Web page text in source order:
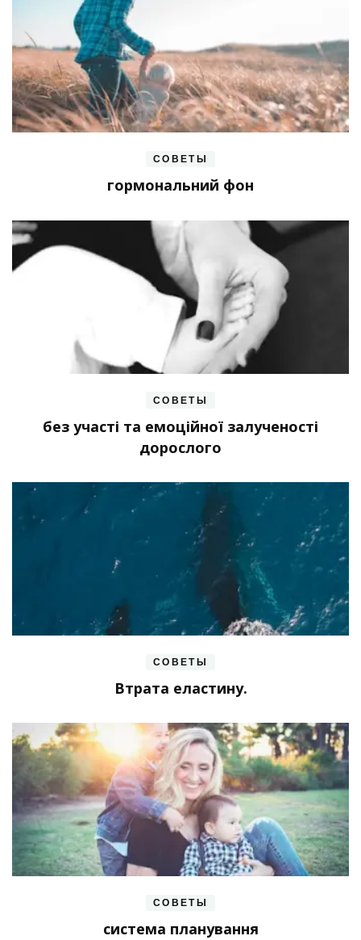
СОВЕТЫ
гормональний фон
СОВЕТЫ
без участі та емоційної залученості
дорослого
СОВЕТЫ
Втрата еластину.
СОВЕТЫ
система планування